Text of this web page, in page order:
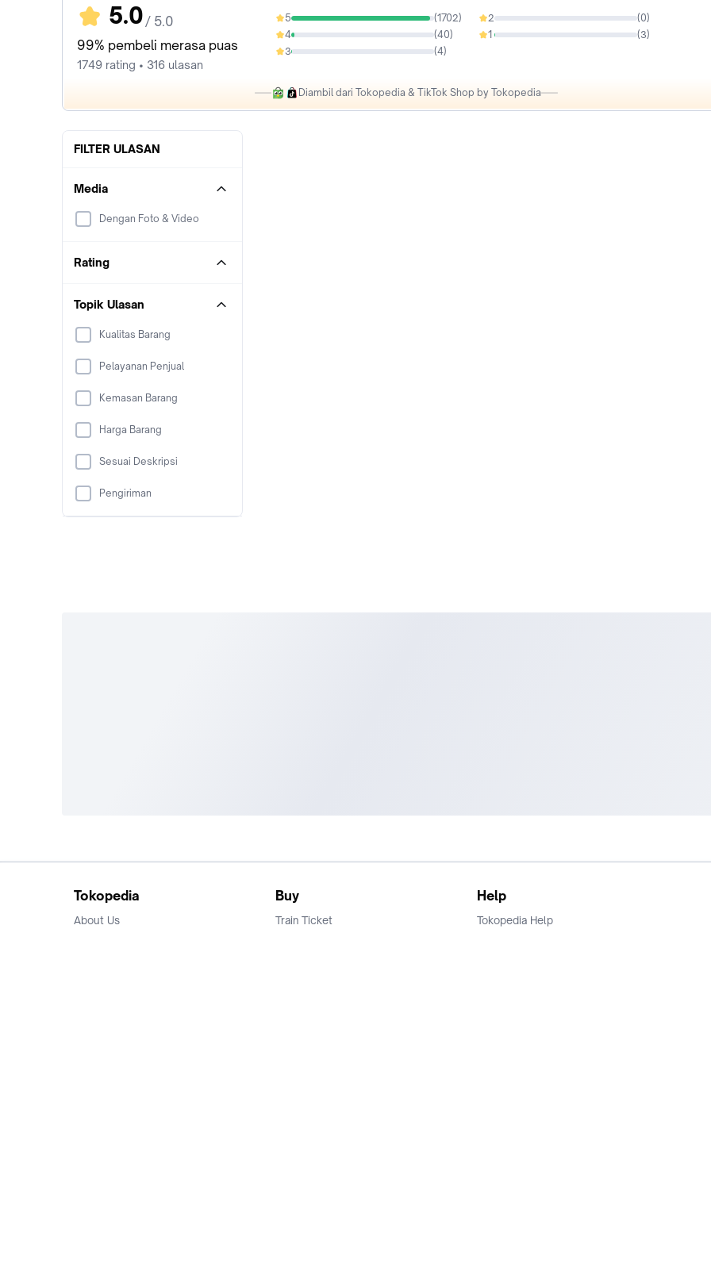
5.0 / 5.0
99% pembeli merasa puas
1749 rating • 316 ulasan
5 (1702)
97.31%
4 (40)
2.29%
3 (4)
0.23%
2 (0)
0%
1 (3)
0.17%
Diambil dari Tokopedia & TikTok Shop by Tokopedia
FILTER ULASAN
Media
Dengan Foto & Video
Rating
Topik Ulasan
Kualitas Barang
Pelayanan Penjual
Kemasan Barang
Harga Barang
Sesuai Deskripsi
Pengiriman
Tokopedia
About Us
Buy
Train Ticket
Help
Tokopedia Help